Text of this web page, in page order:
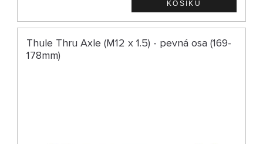
Thule Thru Axle (M12 x 1.5) - pevná osa (169-
178mm)